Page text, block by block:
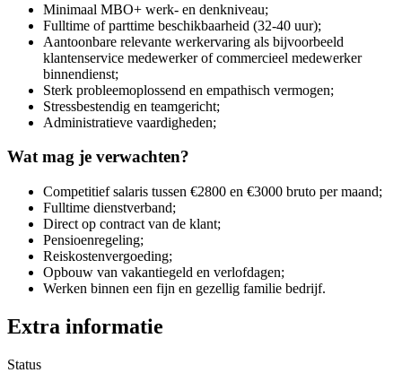
Minimaal MBO+ werk- en denkniveau;
Fulltime of parttime beschikbaarheid (32-40 uur);
Aantoonbare relevante werkervaring als bijvoorbeeld
klantenservice medewerker of commercieel medewerker
binnendienst;
Sterk probleemoplossend en empathisch vermogen;
Stressbestendig en teamgericht;
Administratieve vaardigheden;
Wat mag je verwachten?
Competitief salaris tussen €2800 en €3000 bruto per maand;
Fulltime dienstverband;
Direct op contract van de klant;
Pensioenregeling;
Reiskostenvergoeding;
Opbouw van vakantiegeld en verlofdagen;
Werken binnen een fijn en gezellig familie bedrijf.
Extra informatie
Status